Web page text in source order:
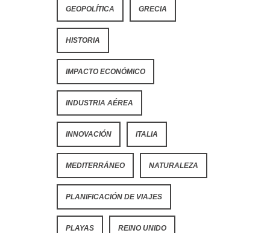
GEOPOLÍTICA GRECIA
HISTORIA
IMPACTO ECONÓMICO
INDUSTRIA AÉREA
INNOVACIÓN ITALIA
MEDITERRÁNEO NATURALEZA
PLANIFICACIÓN DE VIAJES
PLAYAS REINO UNIDO